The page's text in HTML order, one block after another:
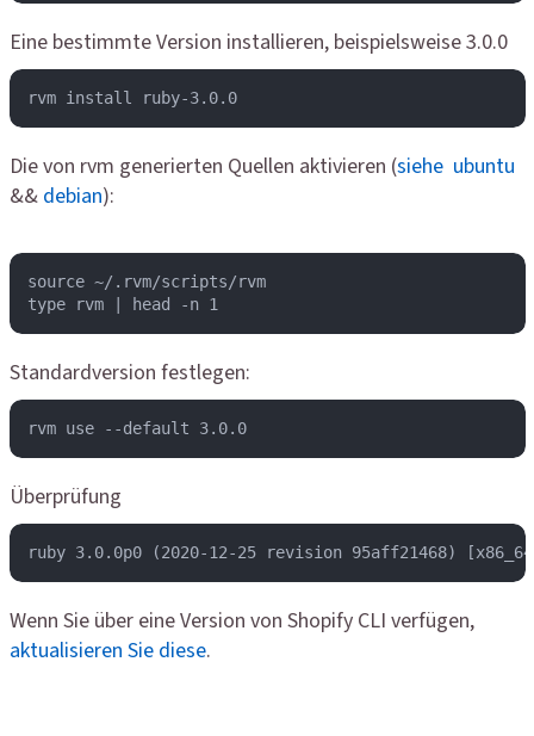
Eine bestimmte Version installieren, beispielsweise 3.0.0
rvm install ruby-3.0.0
Die von rvm generierten Quellen aktivieren (siehe ubuntu
&& debian):
source ~/.rvm/scripts/rvm
type rvm | head -n 1
Standardversion festlegen:
rvm use --default 3.0.0
Überprüfung
ruby 3.0.0p0 (2020-12-25 revision 95aff21468)
Wenn Sie über eine Version von Shopify CLI verfügen,
aktualisieren Sie diese.